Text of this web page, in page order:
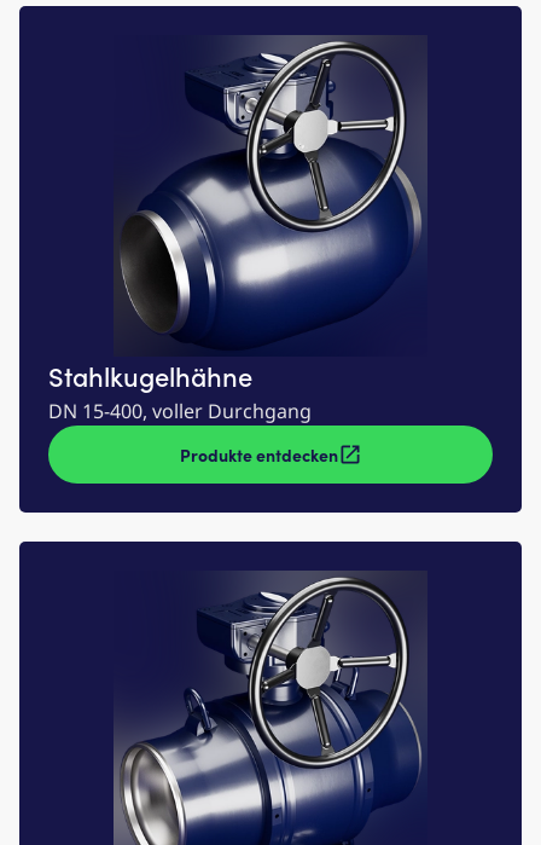
Stahlkugelhähne
DN 15-400, voller Durchgang
Produkte entdecken